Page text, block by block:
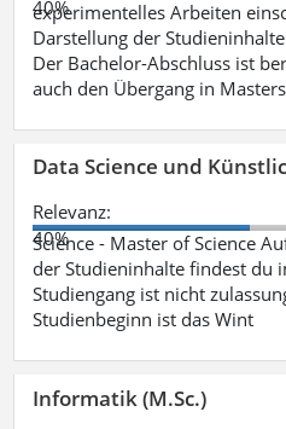
40%
experimentelles Arbeiten
Darstellung der
Der Bachelor-Abschluss ist
auch den Übergang in
Data Science und
Relevanz:
40%
Science - Master of Science
der Studieninhalte findest du
Studiengang ist nicht
Studienbeginn ist das Wint
Informatik (M.Sc.)